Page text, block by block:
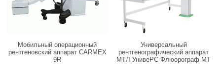
Мобильный операционный
рентгеновский аппарат CARMEX
9R
Универсальный
рентгенографический аппарат
МТЛ УнивеРС-Флюорограф-МТ